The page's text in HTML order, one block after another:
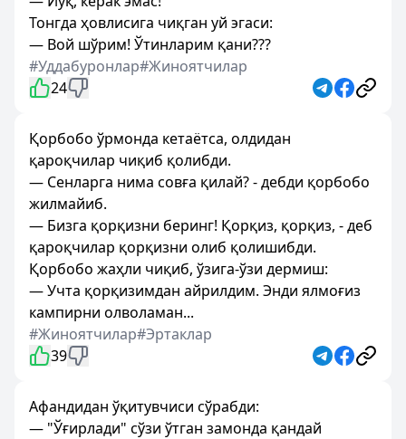
Тонгда ҳовлисига чиқган уй эгаси:
— Вой шўрим! Ўтинларим қани???
#Уддабуронлар#Жиноятчилар
24
Қорбобо ўрмонда кетаётса, олдидан
қароқчилар чиқиб қолибди.
— Сенларга нима совға қилай? - дебди қорбобо
жилмайиб.
— Бизга қорқизни беринг! Қорқиз, қорқиз, - деб
қароқчилар қорқизни олиб қолишибди.
Қорбобо жаҳли чиқиб, ўзига-ўзи дермиш:
— Учта қорқизимдан айрилдим. Энди ялмоғиз
кампирни олволаман...
#Жиноятчилар#Эртаклар
39
Афандидан ўқитувчиси сўрабди:
— "Ўғирлади" сўзи ўтган замонда қандай